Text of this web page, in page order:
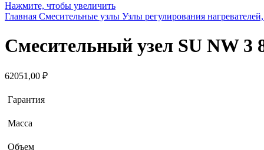
Нажмите, чтобы увеличить
Главная Смесительные узлы Узлы регулирования
Смесительный узел SU NW 3
62051,00 ₽
Гарантия
Масса
Объем